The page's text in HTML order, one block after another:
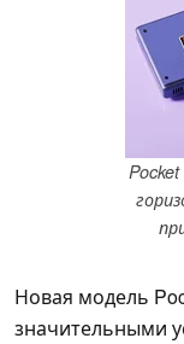
Новая модель
значительными